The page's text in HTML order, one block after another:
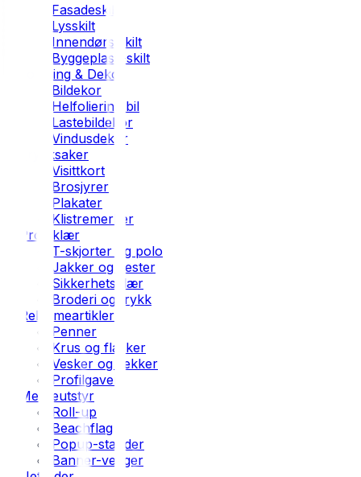
Fasadeskilt
Lysskilt
Innendørs skilt
Byggeplass-skilt
Foliering & Dekor
Bildekor
Helfoliering bil
Lastebildekor
Vindusdekor
Trykksaker
Visittkort
Brosjyrer
Plakater
Klistremerker
Profilklær
T-skjorter og polo
Jakker og vester
Sikkerhetsklær
Broderi og trykk
Reklameartikler
Penner
Krus og flasker
Vesker og sekker
Profilgaver
Messeutstyr
Roll-up
Beachflag
Popup-stander
Banner-vegger